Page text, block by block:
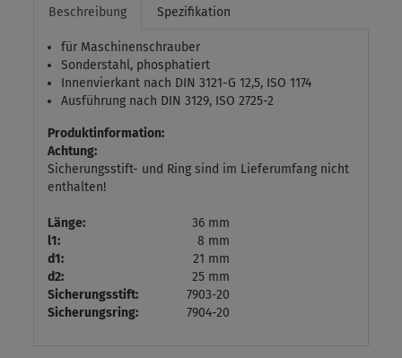
Beschreibung Spezifikation
für Maschinenschrauber
Sonderstahl, phosphatiert
Innenvierkant nach DIN 3121-G 12,5, ISO 1174
Ausführung nach DIN 3129, ISO 2725-2
Produktinformation:
Achtung:
Sicherungsstift- und Ring sind im Lieferumfang nicht
enthalten!
Länge:
36 mm
l1:
8 mm
d1:
21 mm
d2:
25 mm
Sicherungsstift:
7903-20
Sicherungsring:
7904-20